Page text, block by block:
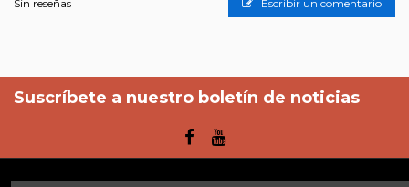
Sin reseñas Escribir un comentario
Suscríbete a nuestro boletín de noticias